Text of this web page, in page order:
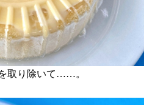
取り除いて……。